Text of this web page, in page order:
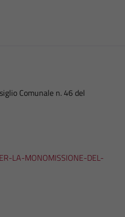
Comunale n. 46 del
LA-MONOMISSIONE-DEL-